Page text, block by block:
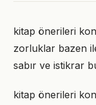
kitap önerileri
zorluklar bazen
sabır ve istikrar
kitap önerileri